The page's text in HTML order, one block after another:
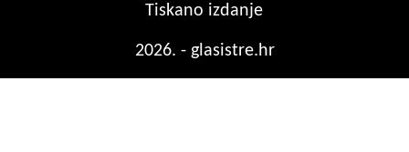
Tiskano izdanje
2026. - glasistre.hr